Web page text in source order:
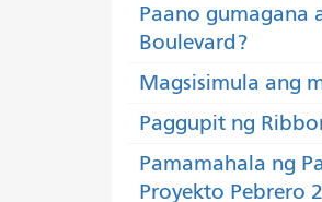
Paano gumagana
Boulevard?
Magsisimula ang
Paggupit ng
Pamamahala ng
Proyekto Pebrero